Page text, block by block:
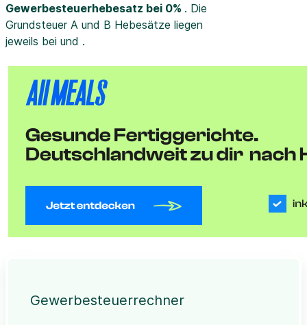
Gewerbesteuerhebesatz bei 0% . Die
Grundsteuer A und B Hebesätze liegen
jeweils bei und .
Gewerbesteuerrechner